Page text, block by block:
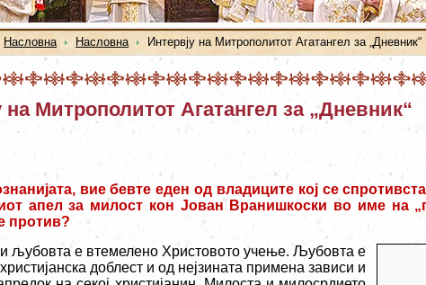
Насловна Насловна Интервју на Митрополитот Агатангел за „Дневник“
на Митрополитот Агатангел за „Дневник“
вие бевте еден од владиците кој се
апел за милост кон Јован Вранишкоски во име на
против?
и љубовта е втемелено Христовото учење. Љубовта е
доблест и од нејзината примена зависи и